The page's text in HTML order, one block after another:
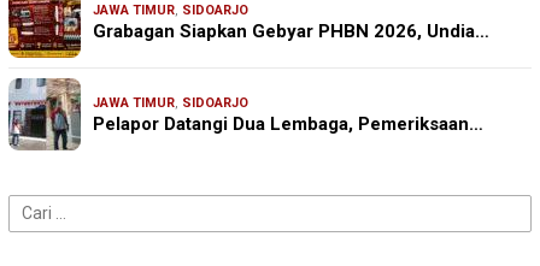
JAWA TIMUR, SIDOARJO
Grabagan Siapkan Gebyar PHBN 2026, Undia…
JAWA TIMUR, SIDOARJO
Pelapor Datangi Dua Lembaga, Pemeriksaan…
Cari
untuk: